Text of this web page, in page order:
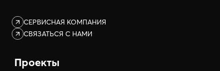
СЕРВИСНАЯ КОМПАНИЯ
СВЯЗАТЬСЯ С НАМИ
Проекты